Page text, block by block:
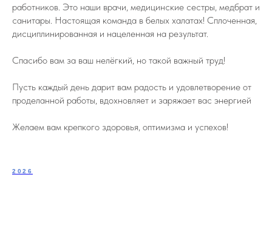
работников. Это наши врачи, медицинские сестры, медбрат и
санитары. Настоящая команда в белых халатах! Сплоченная,
дисциплинированная и нацеленная на результат.
Спасибо вам за ваш нелёгкий, но такой важный труд!
Пусть каждый день дарит вам радость и удовлетворение от
проделанной работы, вдохновляет и заряжает вас энергией
Желаем вам крепкого здоровья, оптимизма и успехов!
2026